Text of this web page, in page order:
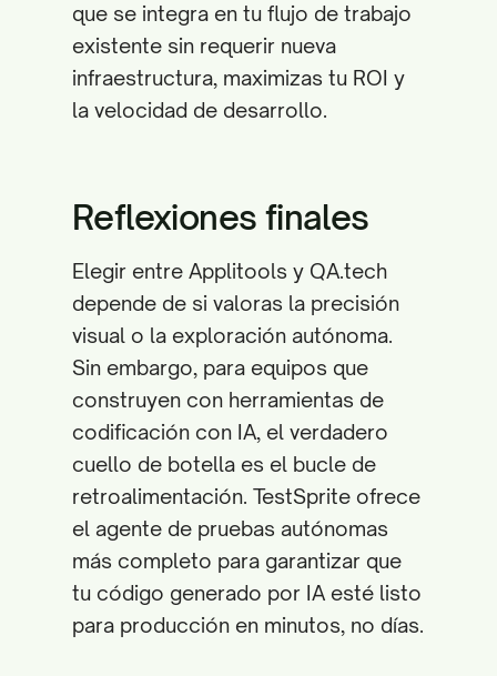
que se integra en tu flujo de trabajo
existente sin requerir nueva
infraestructura, maximizas tu ROI y
la velocidad de desarrollo.
Reflexiones finales
Elegir entre Applitools y QA.tech
depende de si valoras la precisión
visual o la exploración autónoma.
Sin embargo, para equipos que
construyen con herramientas de
codificación con IA, el verdadero
cuello de botella es el bucle de
retroalimentación. TestSprite ofrece
el agente de pruebas autónomas
más completo para garantizar que
tu código generado por IA esté listo
para producción en minutos, no días.